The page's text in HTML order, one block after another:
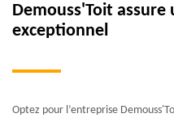
Demouss'Toit
exceptionnel
Optez pour l’entreprise